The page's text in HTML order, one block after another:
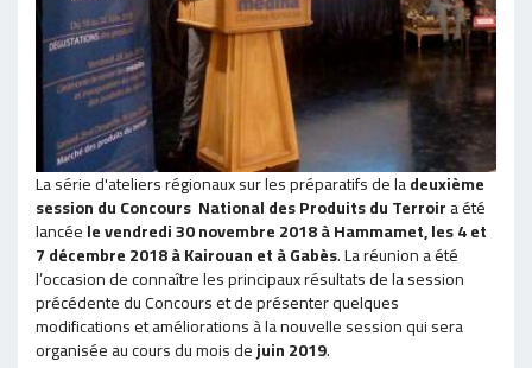
La série d'ateliers régionaux sur les préparatifs de ladeuxième
session du Concours National des Produits du Terroira été
lancéele vendredi 30 novembre 2018 à Hammamet, les 4 et
7 décembre 2018 à Kairouan et à Gabès. La réunion a été
l’occasion de connaître les principaux résultats de la session
précédente du Concours et de présenter quelques
modifications et améliorations à la nouvelle session qui sera
organisée au cours du mois dejuin 2019.